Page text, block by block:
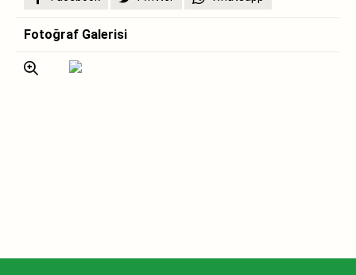
Fotoğraf Galerisi